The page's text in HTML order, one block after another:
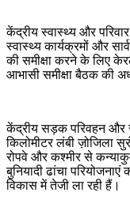
केंद्रीय स्वास्थ्य और
स्वास्थ्य कार्यक्रमों और
की समीक्षा करने के लिए
आभासी समीक्षा बैठक की
केंद्रीय सड़क परिवहन और
किलोमीटर लंबी ज़ोजिला
रोपवे और कश्मीर से
बुनियादी ढांचा
विकास में तेजी ला रही हैं।